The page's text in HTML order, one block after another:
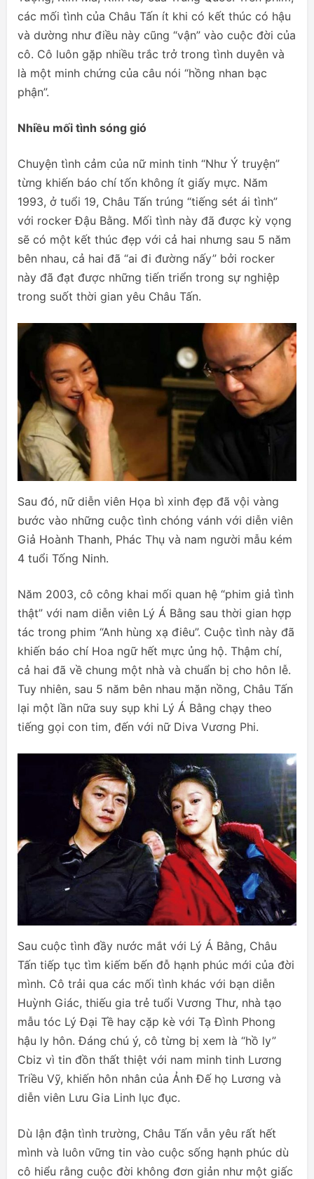
các mối tình của Châu Tấn ít khi có kết thúc có hậu
và dường như điều này cũng “vận” vào cuộc đời của
cô. Cô luôn gặp nhiều trắc trở trong tình duyên và
là một minh chứng của câu nói “hồng nhan bạc
phận”.
Nhiều mối tình sóng gió
Chuyện tình cảm của nữ minh tinh “Như Ý truyện”
từng khiến báo chí tốn không ít giấy mực. Năm
1993, ở tuổi 19, Châu Tấn trúng “tiếng sét ái tình”
với rocker Đậu Bằng. Mối tình này đã được kỳ vọng
sẽ có một kết thúc đẹp với cả hai nhưng sau 5 năm
bên nhau, cả hai đã “ai đi đường nấy” bởi rocker
này đã đạt được những tiến triển trong sự nghiệp
trong suốt thời gian yêu Châu Tấn.
Sau đó, nữ diễn viên Họa bì xinh đẹp đã vội vàng
bước vào những cuộc tình chóng vánh với diễn viên
Giả Hoành Thanh, Phác Thụ và nam người mẫu kém
4 tuổi Tống Ninh.
Năm 2003, cô công khai mối quan hệ “phim giả tình
thật” với nam diễn viên Lý Á Bằng sau thời gian hợp
tác trong phim “Anh hùng xạ điêu”. Cuộc tình này đã
khiến báo chí Hoa ngữ hết mực ủng hộ. Thậm chí,
cả hai đã về chung một nhà và chuẩn bị cho hôn lễ.
Tuy nhiên, sau 5 năm bên nhau mặn nồng, Châu Tấn
lại một lần nữa suy sụp khi Lý Á Bằng chạy theo
tiếng gọi con tim, đến với nữ Diva Vương Phi.
Sau cuộc tình đầy nước mắt với Lý Á Bằng, Châu
Tấn tiếp tục tìm kiếm bến đỗ hạnh phúc mới của đời
mình. Cô trải qua các mối tình khác với bạn diễn
Huỳnh Giác, thiếu gia trẻ tuổi Vương Thư, nhà tạo
mẫu tóc Lý Đại Tề hay cặp kè với Tạ Đình Phong
hậu ly hôn. Đáng chú ý, cô từng bị xem là “hồ ly”
Cbiz vì tin đồn thất thiệt với nam minh tinh Lương
Triều Vỹ, khiến hôn nhân của Ảnh Đế họ Lương và
diễn viên Lưu Gia Linh lục đục.
Dù lận đận tình trường, Châu Tấn vẫn yêu rất hết
mình và luôn vững tin vào cuộc sống hạnh phúc dù
cô hiểu rằng cuộc đời không đơn giản như một giấc